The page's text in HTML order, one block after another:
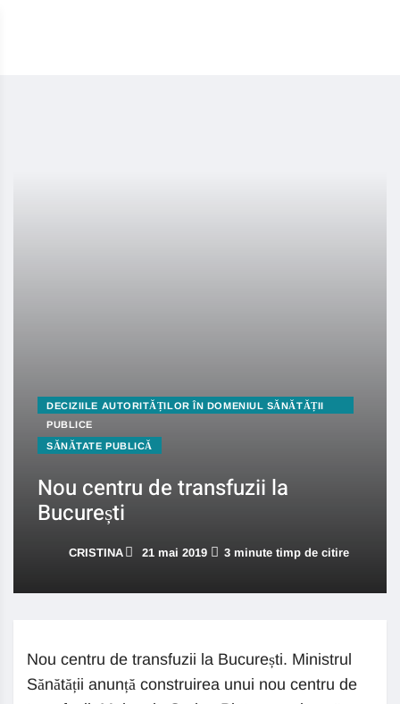
DECIZIILE AUTORITĂȚILOR ÎN DOMENIUL SĂNĂTĂȚII
PUBLICE
SĂNĂTATE PUBLICĂ
Nou centru de transfuzii la
București
CRISTINA 21 mai 2019 3 minute timp de citire
Nou centru de transfuzii la București. Ministrul
Sănătății anunță construirea unui nou centru de